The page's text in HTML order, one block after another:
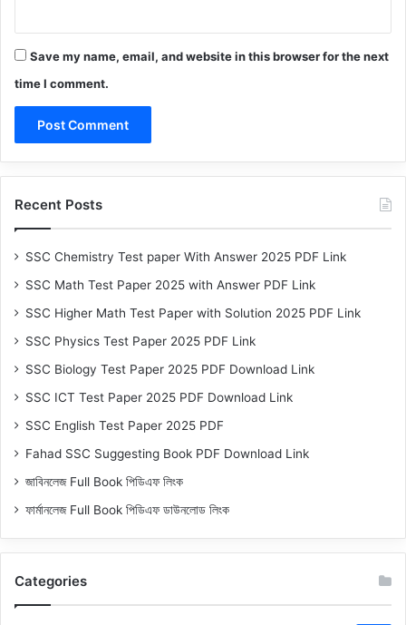
Save my name, email, and website in this browser for the next
time I comment.
Recent Posts
SSC Chemistry Test paper With Answer 2025 PDF Link
SSC Math Test Paper 2025 with Answer PDF Link
SSC Higher Math Test Paper with Solution 2025 PDF Link
SSC Physics Test Paper 2025 PDF Link
SSC Biology Test Paper 2025 PDF Download Link
SSC ICT Test Paper 2025 PDF Download Link
SSC English Test Paper 2025 PDF
Fahad SSC Suggesting Book PDF Download Link
জাবিনলেজ Full Book পিডিএফ লিংক
ফার্মানলেজ Full Book পিডিএফ ডাউনলোড লিংক
Categories